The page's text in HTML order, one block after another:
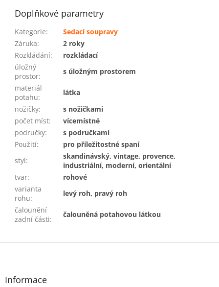
Doplňkové parametry
Kategorie:
Sedací soupravy
Záruka:
2 roky
Rozkládání:
rozkládací
úložný
prostor:
s úložným prostorem
materiál
potahu:
látka
nožičky:
s nožičkami
počet míst:
vícemístné
područky:
s područkami
Použití:
pro příležitostné spaní
styl:
skandinávský, vintage, provence,
industriální, moderní, orientální
tvar:
rohové
varianta
rohu:
levý roh, pravý roh
čalounění
zadní části:
čalouněná potahovou látkou
Z
Informace